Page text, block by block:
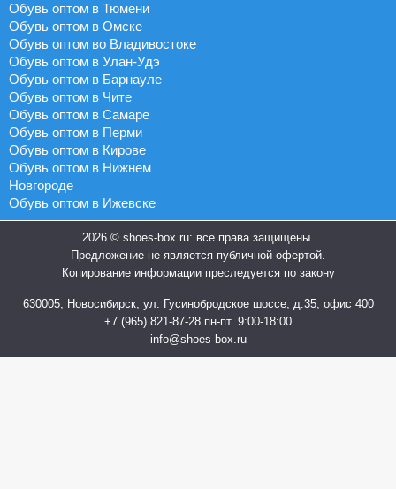
Обувь оптом в Тюмени
Обувь оптом в Омске
Обувь оптом во Владивостоке
Обувь оптом в Улан-Удэ
Обувь оптом в Барнауле
Обувь оптом в Чите
Обувь оптом в Самаре
Обувь оптом в Перми
Обувь оптом в Кирове
Обувь оптом в Нижнем
Новгороде
Обувь оптом в Ижевске
2026 © shoes-box.ru: все права защищены.
Предложение не является публичной офертой.
Копирование информации преследуется по закону
630005, Новосибирск, ул. Гусинобродское шоссе, д.35, офис 400
+7 (965) 821-87-28 пн-пт. 9:00-18:00
info@shoes-box.ru